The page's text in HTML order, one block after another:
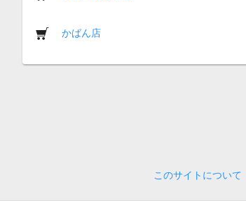
かばん店
このサイトについて